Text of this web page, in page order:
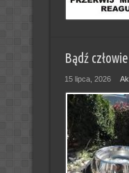
Bądź
15 lipca, 2026